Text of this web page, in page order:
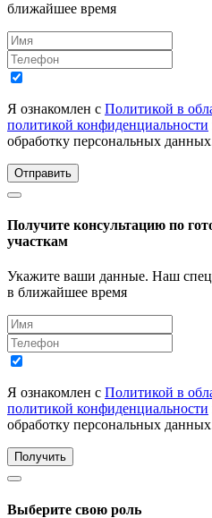
ближайшее время
Я ознакомлен с Политикой в
политикой конфиденциальности
обработку персональных
Отправить
Получите консультацию по
участкам
Укажите ваши данные. Наш
в ближайшее время
Я ознакомлен с Политикой в
политикой конфиденциальности
обработку персональных
Получить
Выберите свою роль